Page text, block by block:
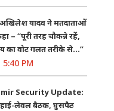
यादव ने मतदाताओं
– “पूरी तरह चौकन्ने रहें,
का वोट गलत तरीके से…”
PM
Security Update:
लेवल बैठक, घुसपैठ